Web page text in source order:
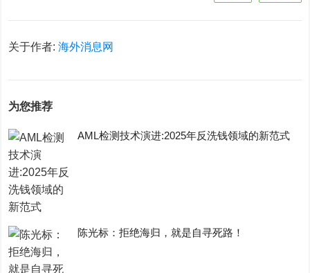
关于作者:海外消息网
为您推荐
AML检测技术演进:2025年反洗钱领域的新范式
陈光标：拒绝海归，就是自寻死路！